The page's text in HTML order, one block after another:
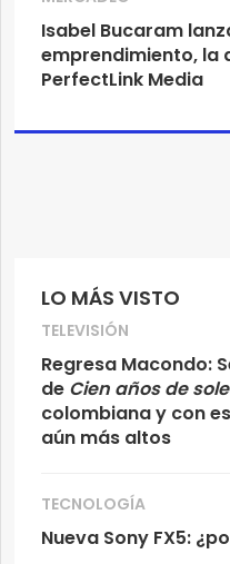
LO MÁS VISTO
TELEVISIÓN
Regresa Macondo:
de Cien años de
colombiana y con
aún más altos
TECNOLOGÍA
Nueva Sony FX5:
Isabel Bucaram
emprendimiento, la
PerfectLink Media